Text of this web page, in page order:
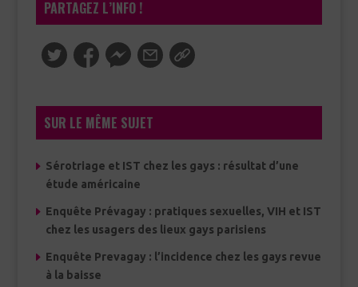
PARTAGEZ L’INFO !
SUR LE MÊME SUJET
Sérotriage et IST chez les gays : résultat d’une
étude américaine
Enquête Prévagay : pratiques sexuelles, VIH et IST
chez les usagers des lieux gays parisiens
Enquête Prevagay : l’incidence chez les gays revue
à la baisse